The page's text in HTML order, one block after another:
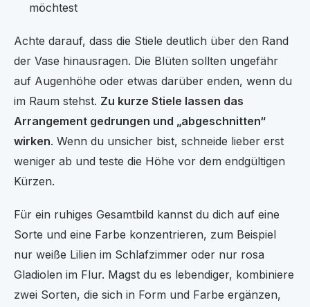
möchtest
Achte darauf, dass die Stiele deutlich über den Rand
der Vase hinausragen. Die Blüten sollten ungefähr
auf Augenhöhe oder etwas darüber enden, wenn du
im Raum stehst. Zu kurze Stiele lassen das
Arrangement gedrungen und „abgeschnitten“
wirken. Wenn du unsicher bist, schneide lieber erst
weniger ab und teste die Höhe vor dem endgültigen
Kürzen.
Für ein ruhiges Gesamtbild kannst du dich auf eine
Sorte und eine Farbe konzentrieren, zum Beispiel
nur weiße Lilien im Schlafzimmer oder nur rosa
Gladiolen im Flur. Magst du es lebendiger, kombiniere
zwei Sorten, die sich in Form und Farbe ergänzen,